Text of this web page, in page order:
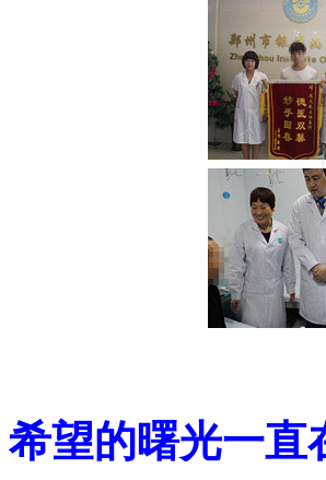
希望的曙光一直